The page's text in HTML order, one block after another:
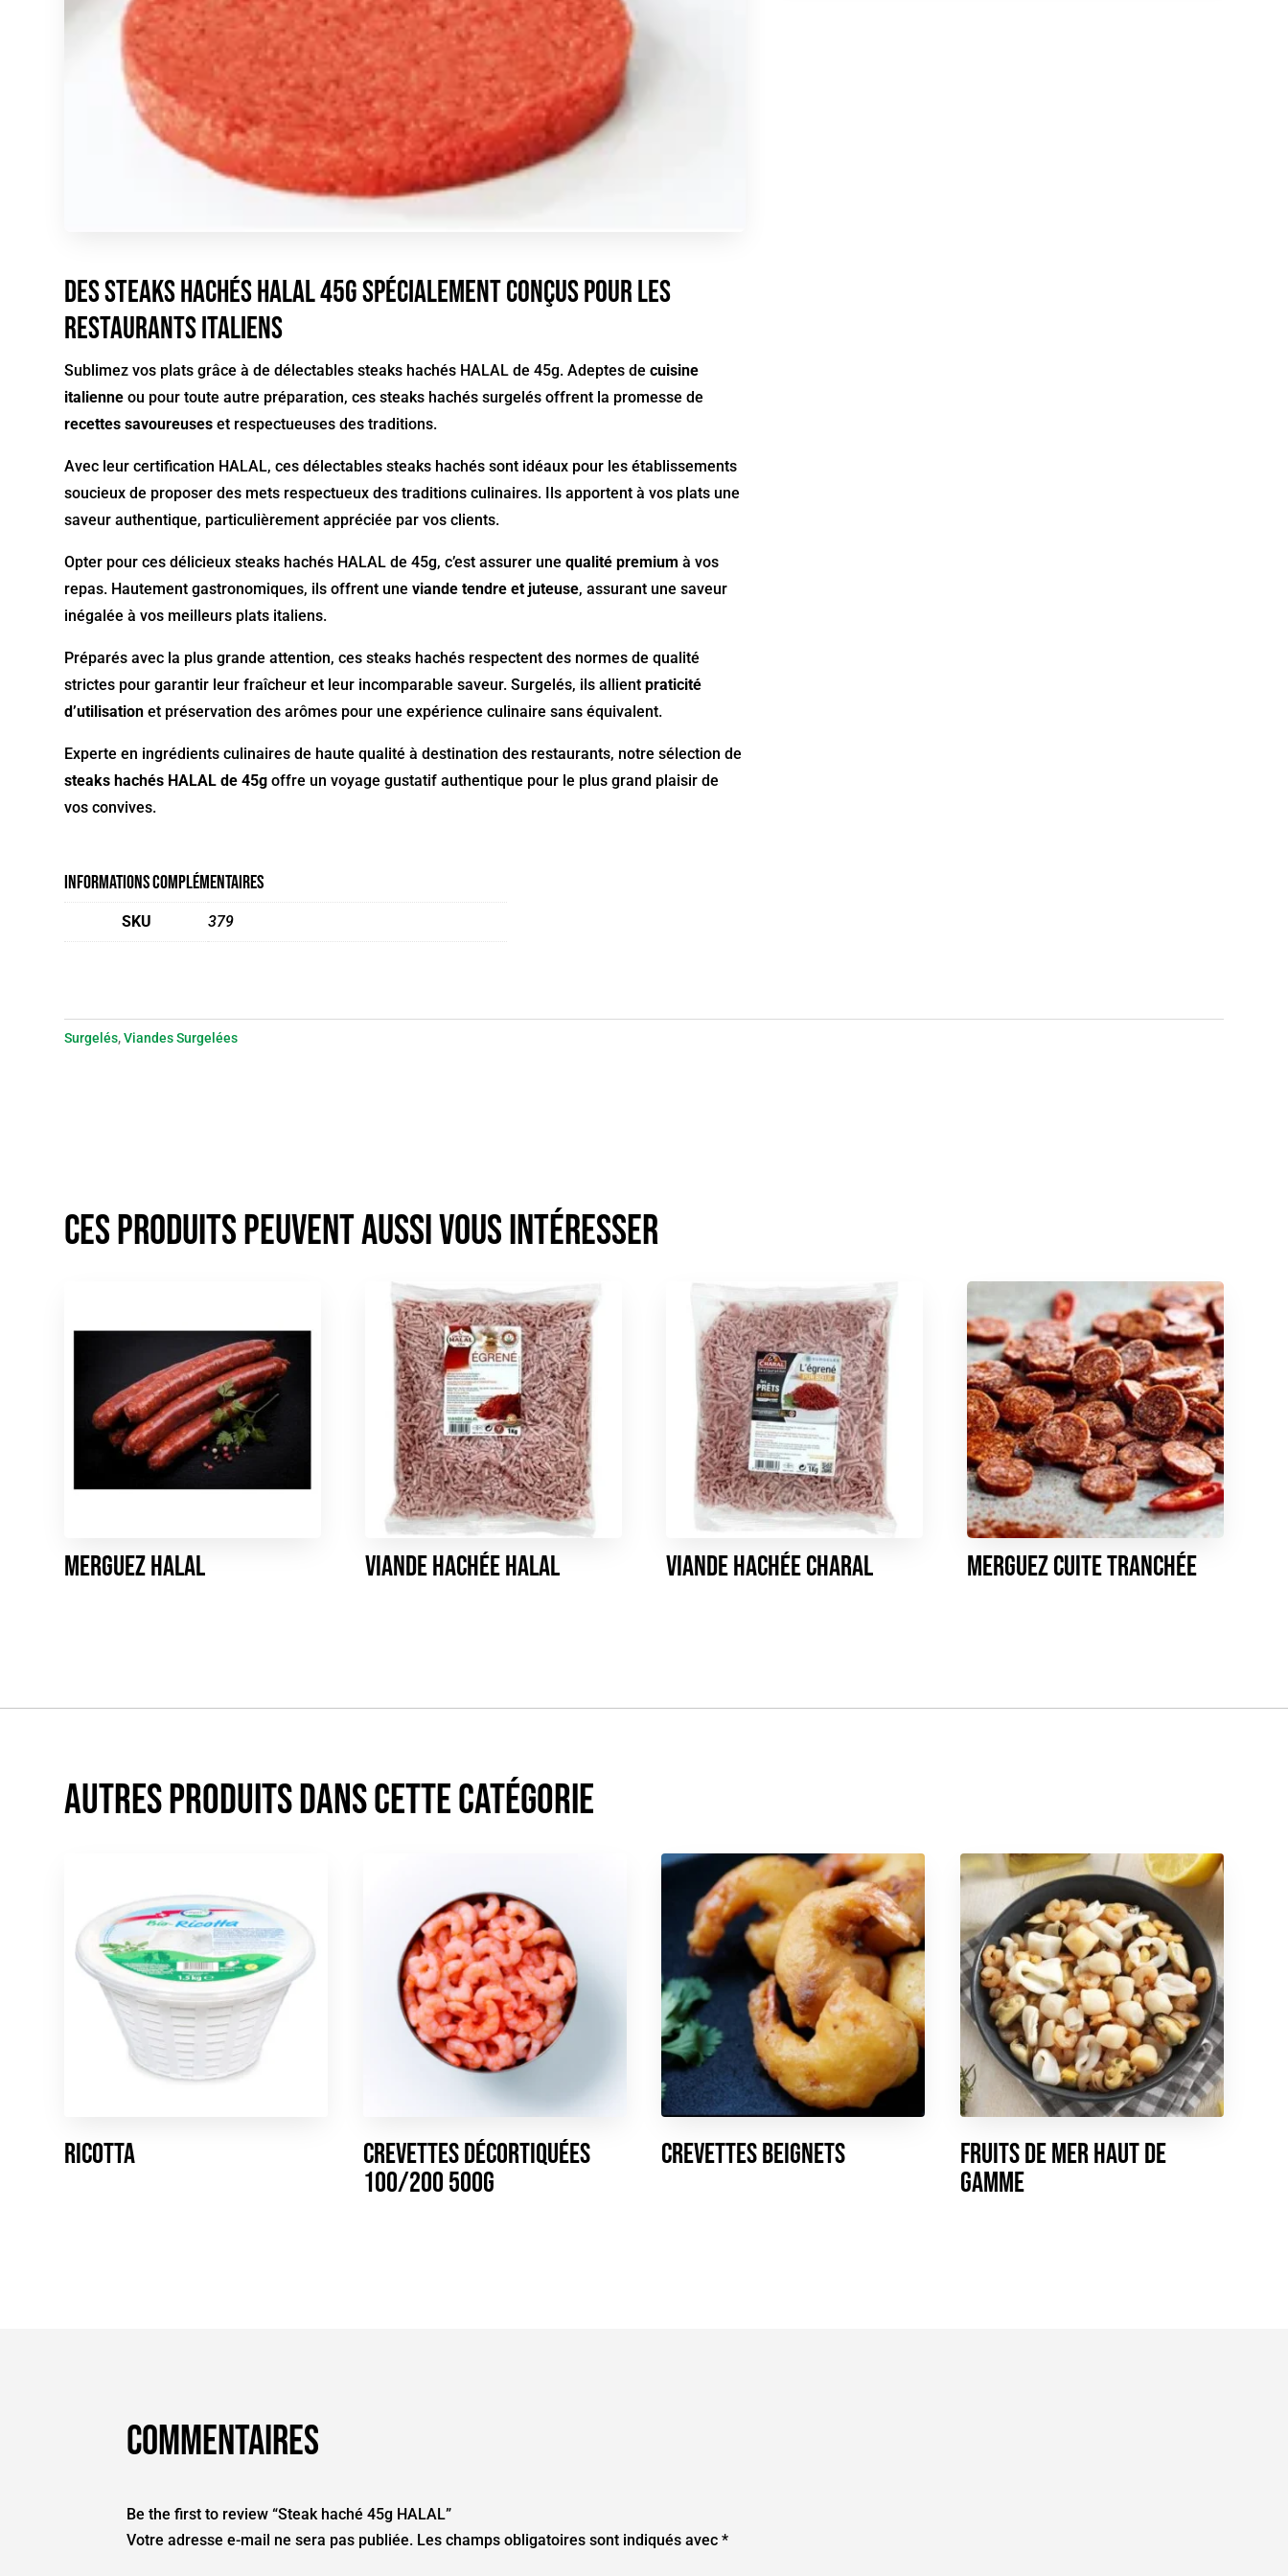
Des steaks hachés HALAL 45g spécialement conçus pour les
restaurants italiens
Sublimez vos plats grâce à de délectables steaks hachés HALAL de 45g. Adeptes decuisine
italienne ou pour toute autre préparation, ces steaks hachés surgelés offrent la promesse de
recettes savoureuses et respectueuses des traditions.
Avec leur certification HALAL, ces délectables steaks hachés sont idéaux pour les établissements
soucieux de proposer des mets respectueux des traditions culinaires. Ils apportent à vos plats une
saveur authentique, particulièrement appréciée par vos clients.
Opter pour ces délicieux steaks hachés HALAL de 45g, c’est assurer unequalité premium à vos
repas. Hautement gastronomiques, ils offrent uneviande tendre et juteuse, assurant une saveur
inégalée à vos meilleurs plats italiens.
Préparés avec la plus grande attention, ces steaks hachés respectent des normes de qualité
strictes pour garantir leur fraîcheur et leur incomparable saveur. Surgelés, ils allientpraticité
d’utilisation et préservation des arômes pour une expérience culinaire sans équivalent.
Experte en ingrédients culinaires de haute qualité à destination des restaurants, notre sélection de
steaks hachés HALAL de 45g offre un voyage gustatif authentique pour le plus grand plaisir de
vos convives.
Informations complémentaires
SKU 379
Surgelés,Viandes Surgelées
Merguez HALAL Viande hachée HALAL Viande hachée CHARAL Merguez cuite tranchée
Autres produits dans cette catégorie
Ricotta
Crevettes décortiquées
100/200 500g
Crevettes Beignets
Fruits de mer haut de
gamme
Commentaires
Be the first to review “Steak haché 45g HALAL”
Votre adresse e-mail ne sera pas publiée. Les champs obligatoires sont indiqués avec *